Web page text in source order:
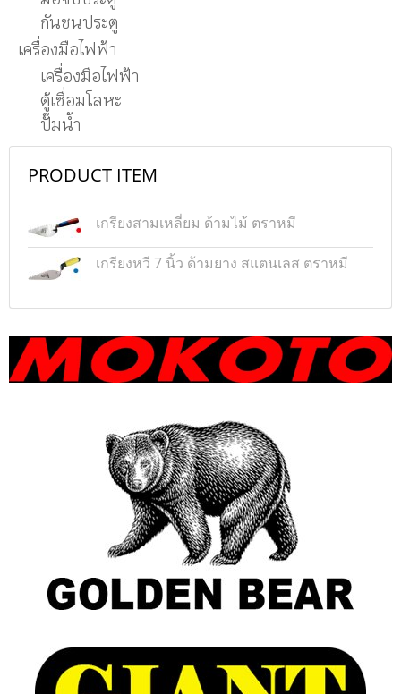
กันชนประตู
เครื่องมือไฟฟ้า
เครื่องมือไฟฟ้า
ตู้เชื่อมโลหะ
ปั๊มน้ำ
PRODUCT ITEM
เกรียงสามเหลี่ยม ด้ามไม้ ตราหมี
เกรียงหวี 7 นิ้ว ด้ามยาง สแตนเลส ตราหมี